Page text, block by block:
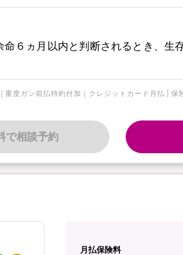
６ヵ月以内と判断されるとき、生
度ガン前払特約付加｜クレジットカード月払 |
で相談予約
月払保険料